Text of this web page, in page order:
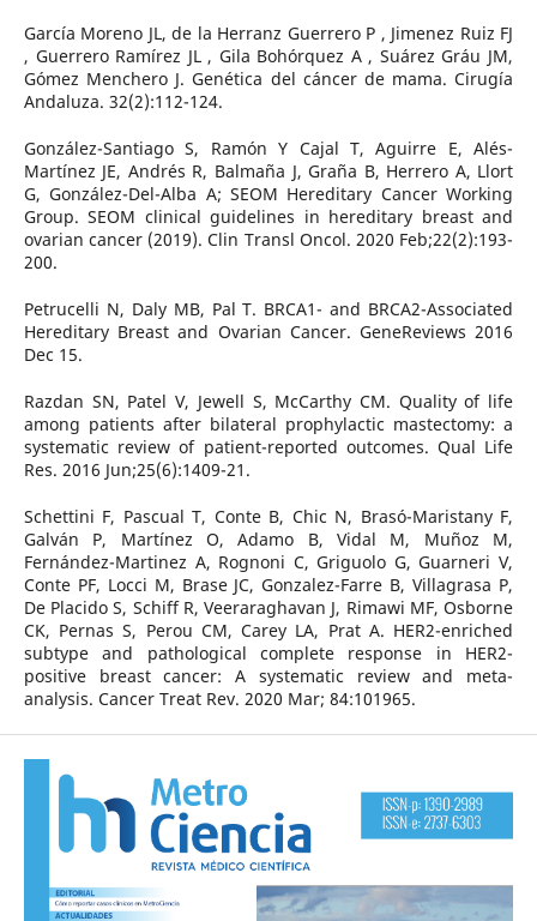
García Moreno JL, de la Herranz Guerrero P , Jimenez Ruiz FJ
, Guerrero Ramírez JL , Gila Bohórquez A , Suárez Gráu JM,
Gómez Menchero J. Genética del cáncer de mama. Cirugía
Andaluza. 32(2):112-124.
González-Santiago S, Ramón Y Cajal T, Aguirre E, Alés-
Martínez JE, Andrés R, Balmaña J, Graña B, Herrero A, Llort
G, González-Del-Alba A; SEOM Hereditary Cancer Working
Group. SEOM clinical guidelines in hereditary breast and
ovarian cancer (2019). Clin Transl Oncol. 2020 Feb;22(2):193-
200.
Petrucelli N, Daly MB, Pal T. BRCA1- and BRCA2-Associated
Hereditary Breast and Ovarian Cancer. GeneReviews 2016
Dec 15.
Razdan SN, Patel V, Jewell S, McCarthy CM. Quality of life
among patients after bilateral prophylactic mastectomy: a
systematic review of patient-reported outcomes. Qual Life
Res. 2016 Jun;25(6):1409-21.
Schettini F, Pascual T, Conte B, Chic N, Brasó-Maristany F,
Galván P, Martínez O, Adamo B, Vidal M, Muñoz M,
Fernández-Martinez A, Rognoni C, Griguolo G, Guarneri V,
Conte PF, Locci M, Brase JC, Gonzalez-Farre B, Villagrasa P,
De Placido S, Schiff R, Veeraraghavan J, Rimawi MF, Osborne
CK, Pernas S, Perou CM, Carey LA, Prat A. HER2-enriched
subtype and pathological complete response in HER2-
positive breast cancer: A systematic review and meta-
analysis. Cancer Treat Rev. 2020 Mar; 84:101965.